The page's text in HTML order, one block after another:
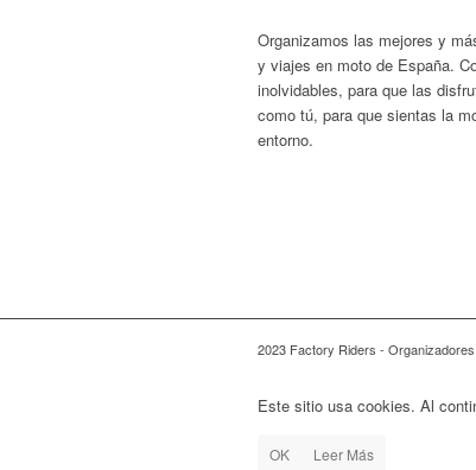
Organizamos las mejores y
y viajes en moto de España.
inolvidables, para que las
como tú, para que sientas la
entorno.
2023 Factory Riders -
Este sitio usa cookies. Al
OK Leer Más